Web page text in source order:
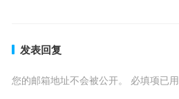
发表回复
您的邮箱地址不会被公开。 必填项已用